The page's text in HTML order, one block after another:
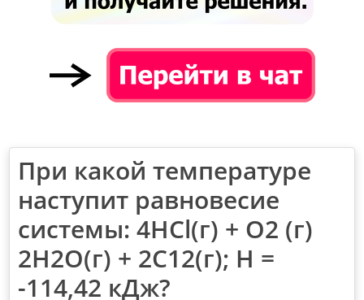
При какой температуре
наступит равновесие
системы: 4НСl(г) + О2 (г)
2Н2О(г) + 2С12(г); H =
-114,42 кДж?